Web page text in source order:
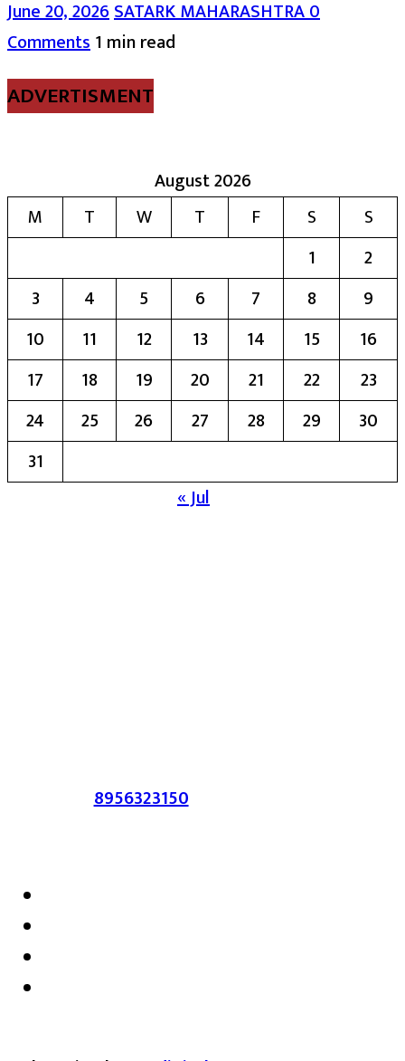
June 20, 2026SATARK MAHARASHTRA0
Comments1 min read
ADVERTISMENT
August 2026
M
T W T F S
S
1
2
3
4 5 6 7 8
9
10
11 12 13 14 15
16
17
18 19 20 21 22
23
24
25 26 27 28 29
30
31
« Jul
संपर्क :-8956323150/ ईमेल :-